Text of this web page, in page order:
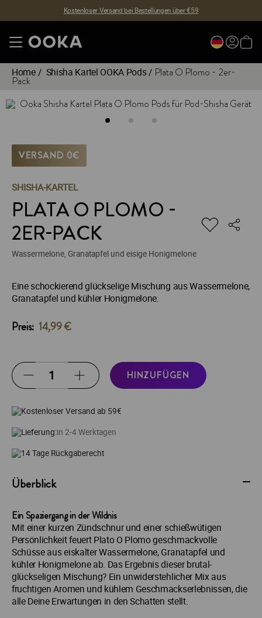
Kostenloser Versand bei Bestellungen über €59
Home/ Shisha Kartel OOKA Pods/ Plata O Plomo - 2er-
Pack
VERSAND 0€
SHISHA-KARTEL
PLATA O PLOMO -
2ER-PACK
Wassermelone, Granatapfel und eisige Honigmelone
Eine schockierend glückselige Mischung aus Wassermelone,
Granatapfel und kühler Honigmelone.
Preis: 14,99 €
HINZUFÜGEN
Kostenloser Versand ab 59€
Lieferung:in 2-4 Werktagen
14 Tage Rückgaberecht
Überblick
Ein Spaziergang in der Wildnis
Mit einer kurzen Zündschnur und einer schießwütigen
Persönlichkeit feuert Plato O Plomo geschmackvolle
Schüsse aus eiskalter Wassermelone, Granatapfel und
kühler Honigmelone ab. Das Ergebnis dieser brutal-
glückseligen Mischung? Ein unwiderstehlicher Mix aus
fruchtigen Aromen und kühlem Geschmackserlebnissen, die
alle Deine Erwartungen in den Schatten stellt.